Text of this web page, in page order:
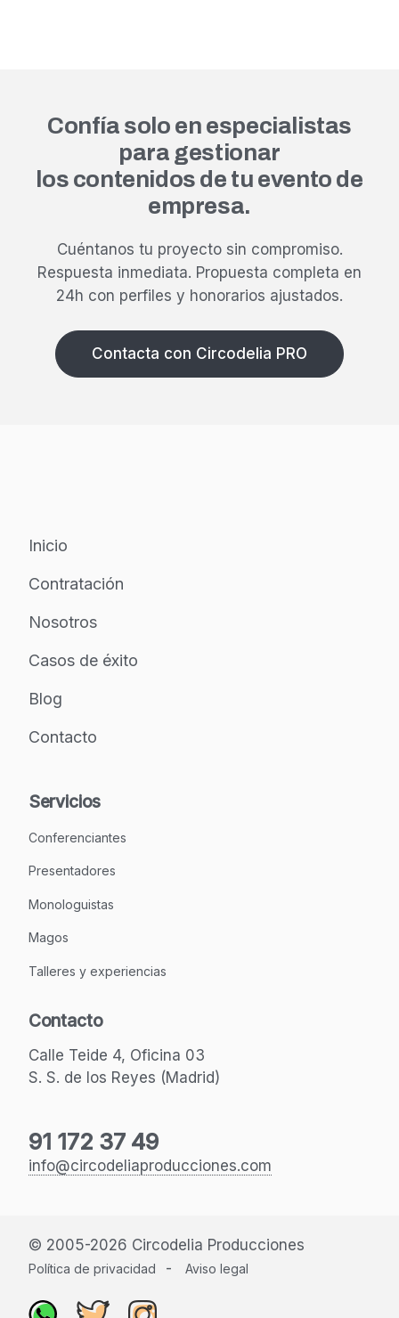
Confía solo en especialistas
para gestionar
los contenidos de tu evento de
empresa.
Cuéntanos tu proyecto sin compromiso.
Respuesta inmediata. Propuesta completa en
24h con perfiles y honorarios ajustados.
Contacta con Circodelia PRO
Inicio
Contratación
Nosotros
Casos de éxito
Blog
Contacto
Servicios
Conferenciantes
Presentadores
Monologuistas
Magos
Talleres y experiencias
Contacto
Calle Teide 4, Oficina 03
S. S. de los Reyes (Madrid)
91 172 37 49
info@circodeliaproducciones.com
© 2005-2026 Circodelia Producciones
Política de privacidad - Aviso legal